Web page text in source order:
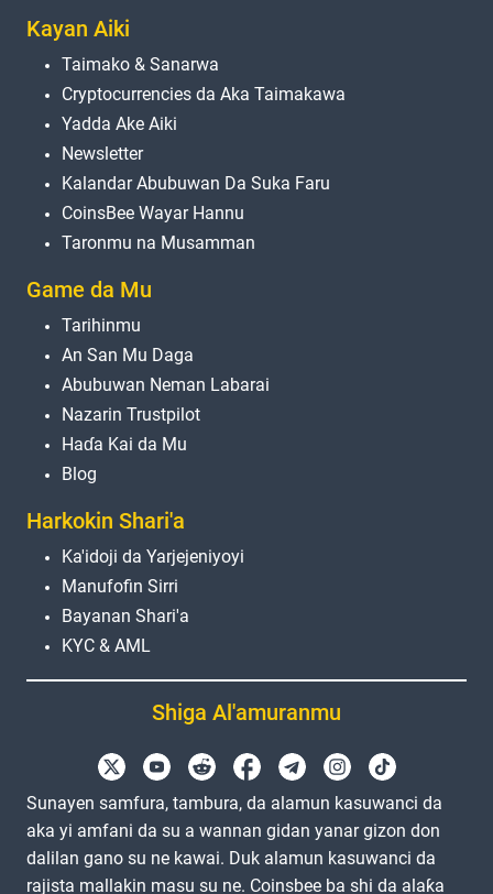
Kayan Aiki
Taimako & Sanarwa
Cryptocurrencies da Aka Taimakawa
Yadda Ake Aiki
Newsletter
Kalandar Abubuwan Da Suka Faru
CoinsBee Wayar Hannu
Taronmu na Musamman
Game da Mu
Tarihinmu
An San Mu Daga
Abubuwan Neman Labarai
Nazarin Trustpilot
Haɗa Kai da Mu
Blog
Harkokin Shari'a
Ka'idoji da Yarjejeniyoyi
Manufofin Sirri
Bayanan Shari'a
KYC & AML
Shiga Al'amuranmu
Sunayen samfura, tambura, da alamun kasuwanci da
aka yi amfani da su a wannan gidan yanar gizon don
dalilan gano su ne kawai. Duk alamun kasuwanci da
rajista mallakin masu su ne. Coinsbee ba shi da alaƙa